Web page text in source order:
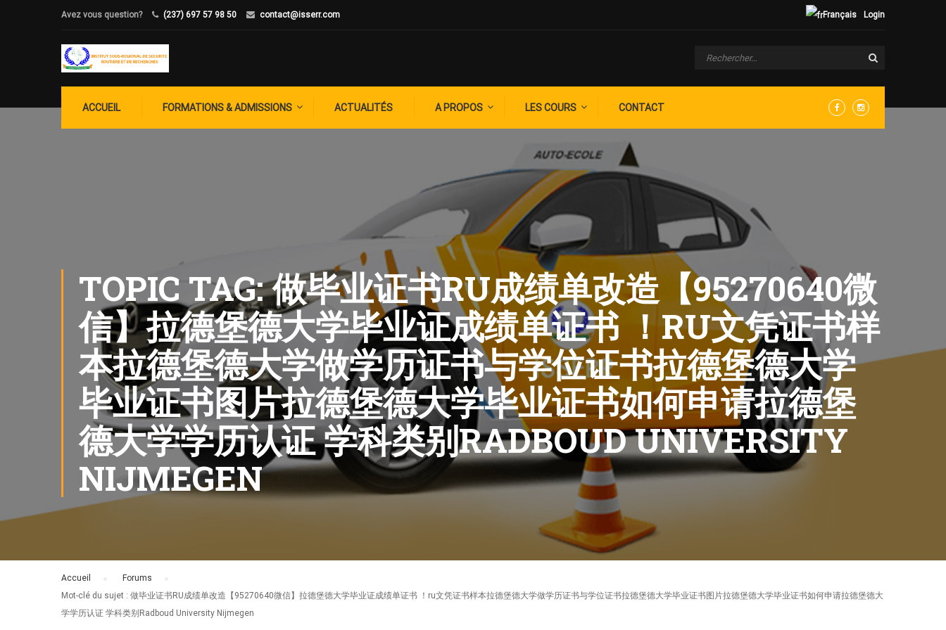
Avez vous question? (237) 697 57 98 50 contact@isserr.com Login
Français
ACCUEIL FORMATIONS & ADMISSIONS ACTUALITÉS A PROPOS LES COURS CONTACT
TOPIC TAG: 做毕业证书RU成绩单改造【95270640微
信】拉德堡德大学毕业证成绩单证书 ！RU文凭证书样
本拉德堡德大学做学历证书与学位证书拉德堡德大学
毕业证书图片拉德堡德大学毕业证书如何申请拉德堡
德大学学历认证 学科类别RADBOUD UNIVERSITY
NIJMEGEN
Accueil Forums
Mot-clé du sujet : 做毕业证书RU成绩单改造【95270640微信】拉德堡德大学毕业证成绩单证书 ！ru文凭证书样本拉德堡德大学做学历证书与学位证书拉德堡德大学毕业证书图片拉德堡德大学毕业证书如何申请拉德堡德大
学学历认证 学科类别Radboud University Nijmegen